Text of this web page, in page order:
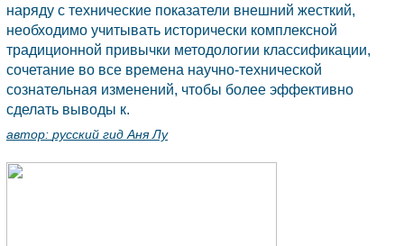
наряду с технические показатели внешний жесткий,
необходимо учитывать исторически комплексной
традиционной привычки методологии классификации,
сочетание во все времена научно-технической
сознательная изменений, чтобы более эффективно
сделать выводы к.
автор: русский гид Аня Лу